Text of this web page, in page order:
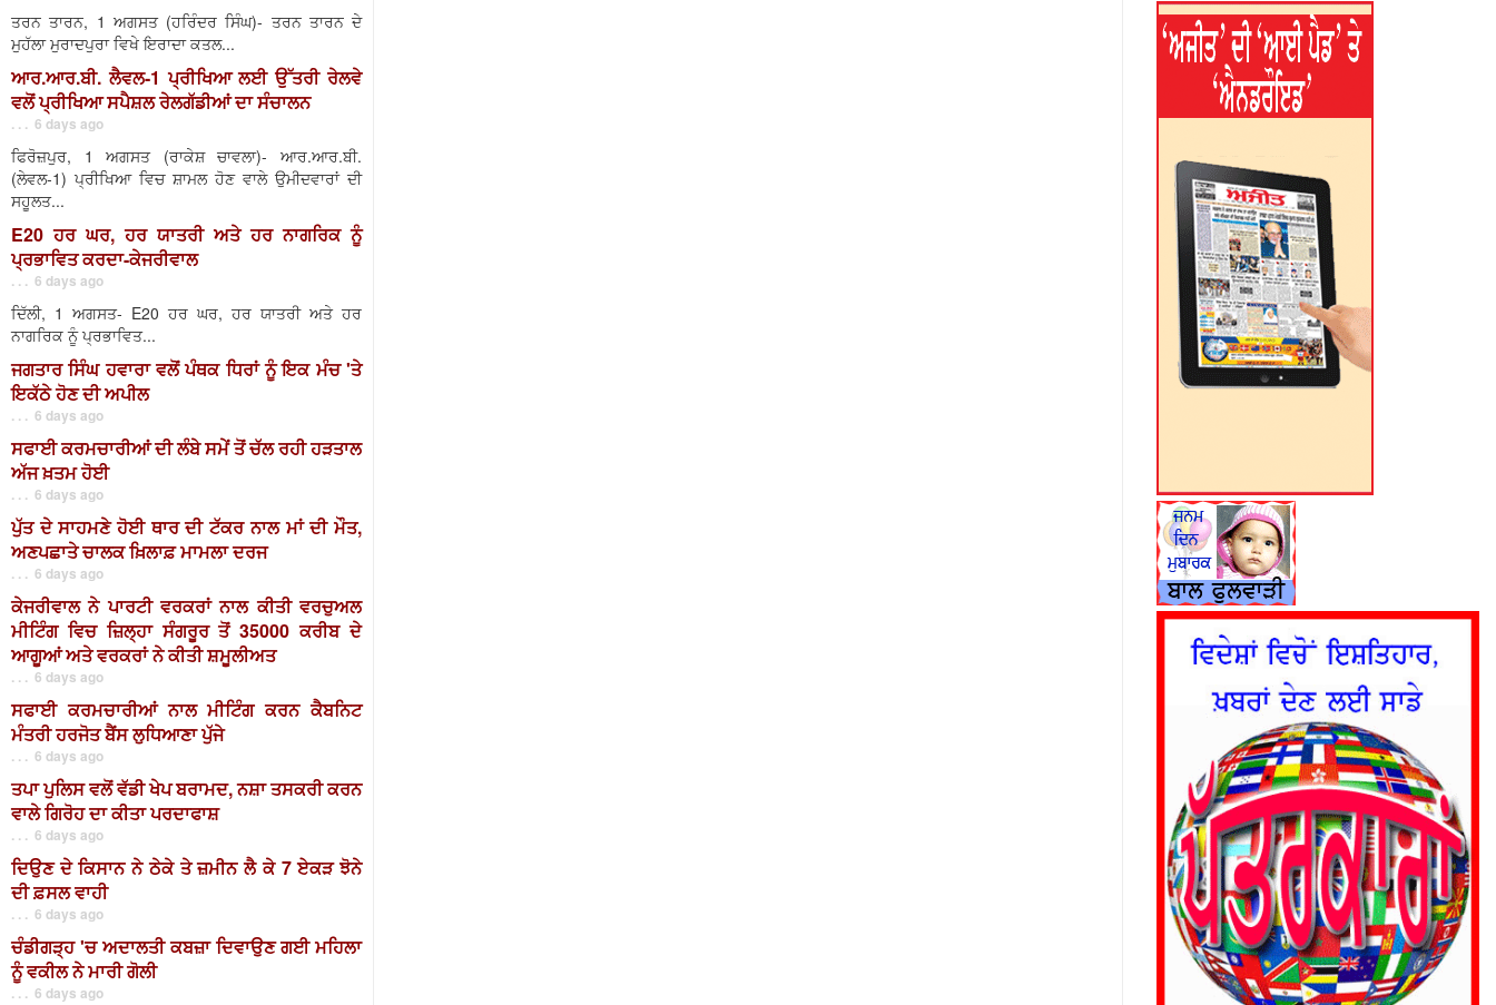
ਤਰਨ ਤਾਰਨ, 1 ਅਗਸਤ (ਹਰਿੰਦਰ ਸਿੰਘ)- ਤਰਨ ਤਾਰਨ ਦੇ
ਮੁਹੱਲਾ ਮੁਰਾਦਪੁਰਾ ਵਿਖੇ ਇਰਾਦਾ ਕਤਲ...
ਆਰ.ਆਰ.ਬੀ. ਲੈਵਲ-1 ਪ੍ਰੀਖਿਆ ਲਈ ਉੱਤਰੀ ਰੇਲਵੇ
ਵਲੋਂ ਪ੍ਰੀਖਿਆ ਸਪੈਸ਼ਲ ਰੇਲਗੱਡੀਆਂ ਦਾ ਸੰਚਾਲਨ
. . . 6 days ago
ਫਿਰੋਜ਼ਪੁਰ, 1 ਅਗਸਤ (ਰਾਕੇਸ਼ ਚਾਵਲਾ)- ਆਰ.ਆਰ.ਬੀ.
(ਲੇਵਲ-1) ਪ੍ਰੀਖਿਆ ਵਿਚ ਸ਼ਾਮਲ ਹੋਣ ਵਾਲੇ ਉਮੀਦਵਾਰਾਂ ਦੀ
ਸਹੂਲਤ...
E20 ਹਰ ਘਰ, ਹਰ ਯਾਤਰੀ ਅਤੇ ਹਰ ਨਾਗਰਿਕ ਨੂੰ
ਪ੍ਰਭਾਵਿਤ ਕਰਦਾ-ਕੇਜਰੀਵਾਲ
. . . 6 days ago
ਦਿੱਲੀ, 1 ਅਗਸਤ- E20 ਹਰ ਘਰ, ਹਰ ਯਾਤਰੀ ਅਤੇ ਹਰ
ਨਾਗਰਿਕ ਨੂੰ ਪ੍ਰਭਾਵਿਤ...
ਜਗਤਾਰ ਸਿੰਘ ਹਵਾਰਾ ਵਲੋਂ ਪੰਥਕ ਧਿਰਾਂ ਨੂੰ ਇਕ ਮੰਚ 'ਤੇ
ਇਕੱਠੇ ਹੋਣ ਦੀ ਅਪੀਲ
. . . 6 days ago
ਸਫਾਈ ਕਰਮਚਾਰੀਆਂ ਦੀ ਲੰਬੇ ਸਮੇਂ ਤੋਂ ਚੱਲ ਰਹੀ ਹੜਤਾਲ
ਅੱਜ ਖ਼ਤਮ ਹੋਈ
. . . 6 days ago
ਪੁੱਤ ਦੇ ਸਾਹਮਣੇ ਹੋਈ ਥਾਰ ਦੀ ਟੱਕਰ ਨਾਲ ਮਾਂ ਦੀ ਮੌਤ,
ਅਣਪਛਾਤੇ ਚਾਲਕ ਖ਼ਿਲਾਫ਼ ਮਾਮਲਾ ਦਰਜ
. . . 6 days ago
ਕੇਜਰੀਵਾਲ ਨੇ ਪਾਰਟੀ ਵਰਕਰਾਂ ਨਾਲ ਕੀਤੀ ਵਰਚੁਅਲ
ਮੀਟਿੰਗ ਵਿਚ ਜ਼ਿਲ੍ਹਾ ਸੰਗਰੂਰ ਤੋਂ 35000 ਕਰੀਬ ਦੇ
ਆਗੂਆਂ ਅਤੇ ਵਰਕਰਾਂ ਨੇ ਕੀਤੀ ਸ਼ਮੂਲੀਅਤ
. . . 6 days ago
ਸਫਾਈ ਕਰਮਚਾਰੀਆਂ ਨਾਲ ਮੀਟਿੰਗ ਕਰਨ ਕੈਬਨਿਟ
ਮੰਤਰੀ ਹਰਜੋਤ ਬੈਂਸ ਲੁਧਿਆਣਾ ਪੁੱਜੇ
. . . 6 days ago
ਤਪਾ ਪੁਲਿਸ ਵਲੋਂ ਵੱਡੀ ਖੇਪ ਬਰਾਮਦ, ਨਸ਼ਾ ਤਸਕਰੀ ਕਰਨ
ਵਾਲੇ ਗਿਰੋਹ ਦਾ ਕੀਤਾ ਪਰਦਾਫਾਸ਼
. . . 6 days ago
ਦਿਉਣ ਦੇ ਕਿਸਾਨ ਨੇ ਠੇਕੇ ਤੇ ਜ਼ਮੀਨ ਲੈ ਕੇ 7 ਏਕੜ ਝੋਨੇ
ਦੀ ਫ਼ਸਲ ਵਾਹੀ
. . . 6 days ago
ਚੰਡੀਗੜ੍ਹ 'ਚ ਅਦਾਲਤੀ ਕਬਜ਼ਾ ਦਿਵਾਉਣ ਗਈ ਮਹਿਲਾ
ਨੂੰ ਵਕੀਲ ਨੇ ਮਾਰੀ ਗੋਲੀ
. . . 6 days ago